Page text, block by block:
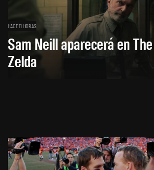
HACE 11 HORAS
Sam Neill aparecerá en
Zelda